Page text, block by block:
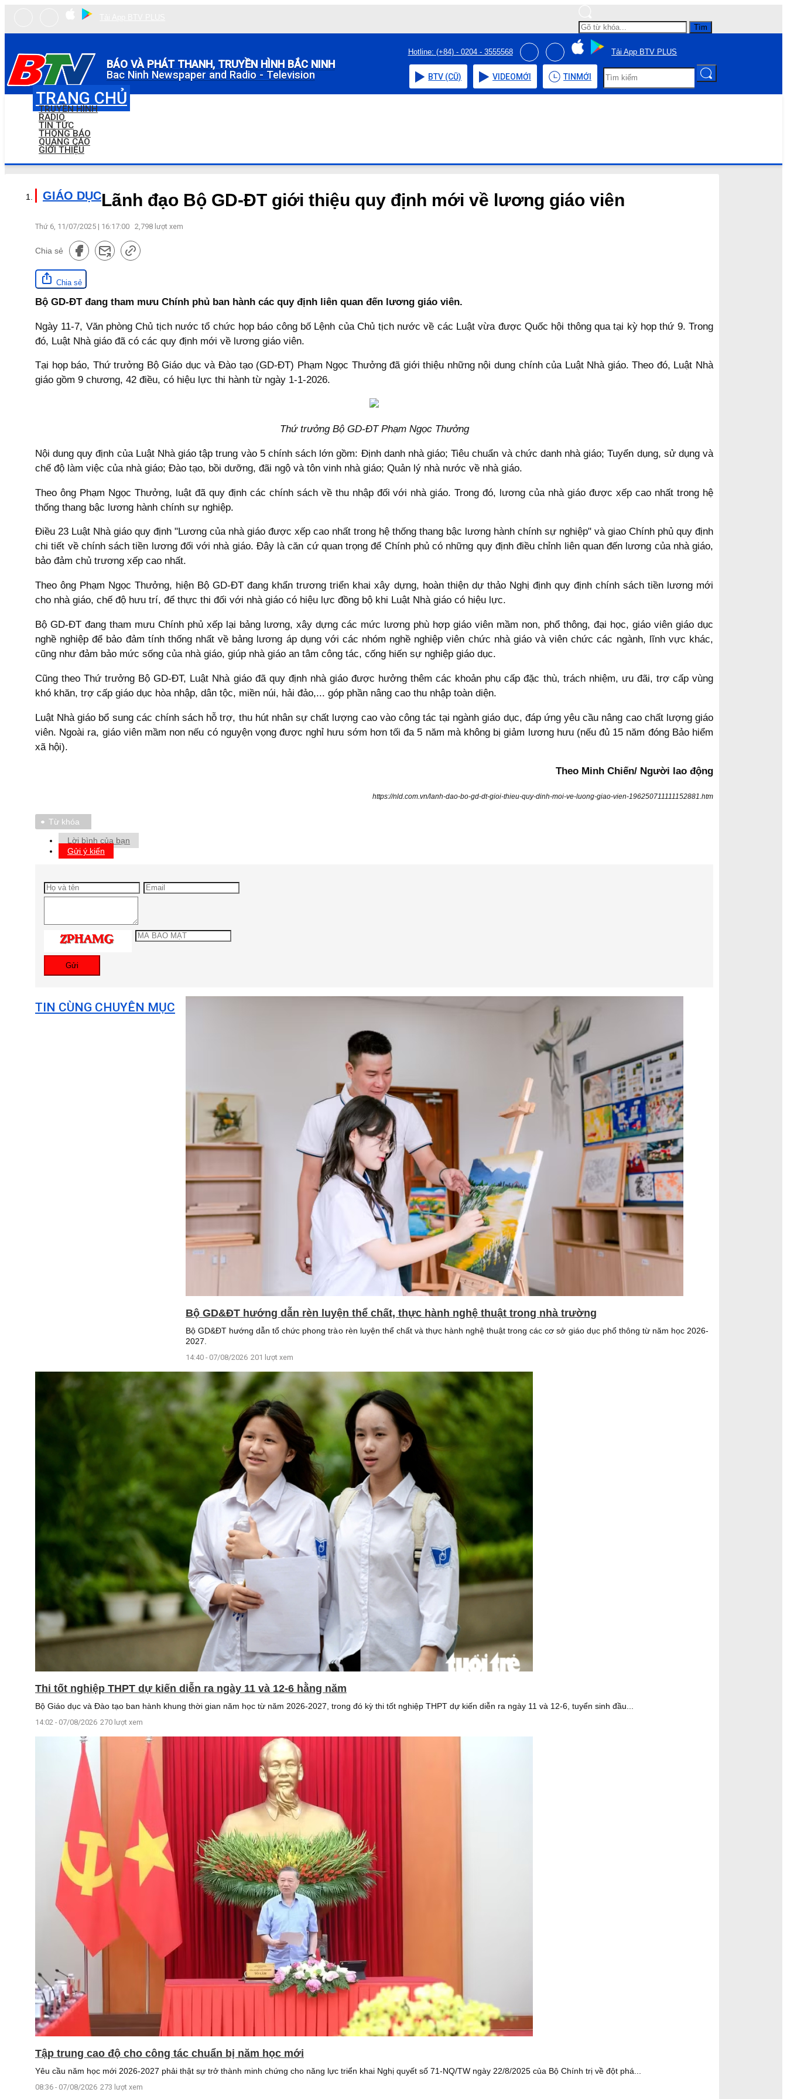
Tìm
BÁO VÀ PHÁT THANH, TRUYỀN HÌNH BẮC NINH
Bac Ninh Newspaper and Radio - Television
Hotline: (+84) - 0204 - 3555568 Tải App BTV PLUS
BTV (CŨ) VIDEOMỚI TIN MỚI
TRANG CHỦ
TRUYỀN HÌNH
RADIO
TIN TỨC
THÔNG BÁO
QUẢNG CÁO
GIỚI THIỆU
GIÁO DỤCLãnh đạo Bộ GD-ĐT giới thiệu quy định mới về lương giáo viên
Thứ 6, 11/07/2025 | 16:17:00 2,798 lượt xem
Chia sẻ
Chia sẻ
Bộ GD-ĐT đang tham mưu Chính phủ ban hành các quy định liên quan đến lương giáo viên.
Ngày 11-7, Văn phòng Chủ tịch nước tổ chức họp báo công bố Lệnh của Chủ tịch nước về các Luật vừa được Quốc hội thông qua tại kỳ họp thứ 9. Trong
đó, Luật Nhà giáo đã có các quy định mới về lương giáo viên.
Tại họp báo, Thứ trưởng Bộ Giáo dục và Đào tạo (GD-ĐT) Phạm Ngọc Thưởng đã giới thiệu những nội dung chính của Luật Nhà giáo. Theo đó, Luật Nhà
giáo gồm 9 chương, 42 điều, có hiệu lực thi hành từ ngày 1-1-2026.
Thứ trưởng Bộ GD-ĐT Phạm Ngọc Thưởng
Nội dung quy định của Luật Nhà giáo tập trung vào 5 chính sách lớn gồm: Định danh nhà giáo; Tiêu chuẩn và chức danh nhà giáo; Tuyển dụng, sử dụng và
chế độ làm việc của nhà giáo; Đào tạo, bồi dưỡng, đãi ngộ và tôn vinh nhà giáo; Quản lý nhà nước về nhà giáo.
Theo ông Phạm Ngọc Thưởng, luật đã quy định các chính sách về thu nhập đối với nhà giáo. Trong đó, lương của nhà giáo được xếp cao nhất trong hệ
thống thang bậc lương hành chính sự nghiệp.
Điều 23 Luật Nhà giáo quy định "Lương của nhà giáo được xếp cao nhất trong hệ thống thang bậc lương hành chính sự nghiệp" và giao Chính phủ quy định
chi tiết về chính sách tiền lương đối với nhà giáo. Đây là căn cứ quan trọng để Chính phủ có những quy định điều chỉnh liên quan đến lương của nhà giáo,
bảo đảm chủ trương xếp cao nhất.
Theo ông Phạm Ngọc Thưởng, hiện Bộ GD-ĐT đang khẩn trương triển khai xây dựng, hoàn thiện dự thảo Nghị định quy định chính sách tiền lương mới
cho nhà giáo, chế độ hưu trí, để thực thi đối với nhà giáo có hiệu lực đồng bộ khi Luật Nhà giáo có hiệu lực.
Bộ GD-ĐT đang tham mưu Chính phủ xếp lại bảng lương, xây dựng các mức lương phù hợp giáo viên mầm non, phổ thông, đại học, giáo viên giáo dục
nghề nghiệp để bảo đảm tính thống nhất về bảng lương áp dụng với các nhóm nghề nghiệp viên chức nhà giáo và viên chức các ngành, lĩnh vực khác,
cũng như đảm bảo mức sống của nhà giáo, giúp nhà giáo an tâm công tác, cống hiến sự nghiệp giáo dục.
Cũng theo Thứ trưởng Bộ GD-ĐT, Luật Nhà giáo đã quy định nhà giáo được hưởng thêm các khoản phụ cấp đặc thù, trách nhiệm, ưu đãi, trợ cấp vùng
khó khăn, trợ cấp giáo dục hòa nhập, dân tộc, miền núi, hải đảo,... góp phần nâng cao thu nhập toàn diện.
Luật Nhà giáo bổ sung các chính sách hỗ trợ, thu hút nhân sự chất lượng cao vào công tác tại ngành giáo dục, đáp ứng yêu cầu nâng cao chất lượng giáo
viên. Ngoài ra, giáo viên mầm non nếu có nguyện vọng được nghỉ hưu sớm hơn tối đa 5 năm mà không bị giảm lương hưu (nếu đủ 15 năm đóng Bảo hiểm
xã hội).
Theo Minh Chiến/ Người lao động
https://nld.com.vn/lanh-dao-bo-gd-dt-gioi-thieu-quy-dinh-moi-ve-luong-giao-vien-196250711111152881.htm
Từ khóa
Lời bình của bạn
Gửi ý kiến
Gửi
TIN CÙNG CHUYÊN MỤC
Bộ GD&ĐT hướng dẫn rèn luyện thể chất, thực hành nghệ thuật trong nhà trường
Bộ GD&ĐT hướng dẫn tổ chức phong trào rèn luyện thể chất và thực hành nghệ thuật trong các cơ sở giáo dục phổ thông từ năm học 2026-
2027.
14:40 - 07/08/2026 201 lượt xem
Thi tốt nghiệp THPT dự kiến diễn ra ngày 11 và 12-6 hằng năm
Bộ Giáo dục và Đào tạo ban hành khung thời gian năm học từ năm 2026-2027, trong đó kỳ thi tốt nghiệp THPT dự kiến diễn ra ngày 11 và 12-6, tuyển sinh đầu...
14:02 - 07/08/2026 270 lượt xem
Tập trung cao độ cho công tác chuẩn bị năm học mới
Yêu cầu năm học mới 2026-2027 phải thật sự trở thành minh chứng cho năng lực triển khai Nghị quyết số 71-NQ/TW ngày 22/8/2025 của Bộ Chính trị về đột phá...
08:36 - 07/08/2026 273 lượt xem